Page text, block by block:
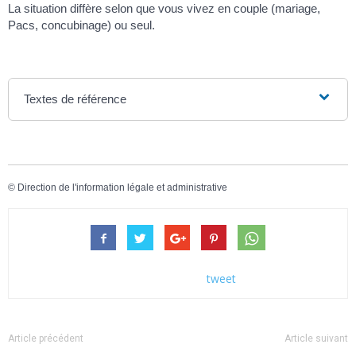
La situation diffère selon que vous vivez en couple (mariage,
Pacs, concubinage) ou seul.
Textes de référence
© Direction de l'information légale et administrative
tweet
Article précédent Article suivant